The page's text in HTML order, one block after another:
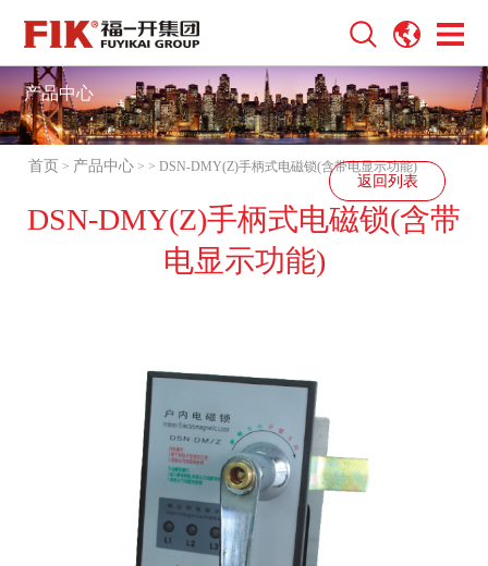
产品中心
首页 > 产品中心 >> DSN-DMY(Z)手柄式电磁锁(含带电显示功能)
返回列表
DSN-DMY(Z)手柄式电磁锁(含带
电显示功能)